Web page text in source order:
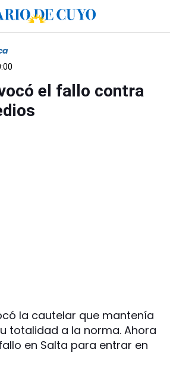
el fallo contra
la cautelar que mantenía
totalidad a la norma. Ahora
en Salta para entrar en